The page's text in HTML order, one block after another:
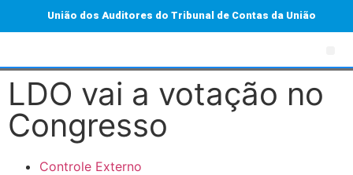
União dos Auditores do Tribunal de Contas da União
LDO vai a votação no
Congresso
Controle Externo